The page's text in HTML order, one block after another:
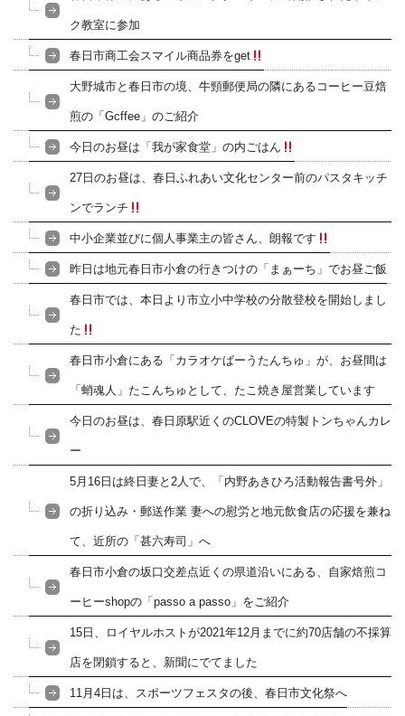
ク教室に参加
春日市商工会スマイル商品券をget
大野城市と春日市の境、牛頸郵便局の隣にあるコーヒー豆焙
煎の「Gcffee」のご紹介
今日のお昼は「我が家食堂」の内ごはん
27日のお昼は、春日ふれあい文化センター前のパスタキッチ
ンでランチ
中小企業並びに個人事業主の皆さん、朗報です
昨日は地元春日市小倉の行きつけの「まぁーち」でお昼ご飯
春日市では、本日より市立小中学校の分散登校を開始しまし
た
春日市小倉にある「カラオケばーうたんちゅ」が、お昼間は
「蛸魂人」たこんちゅとして、たこ焼き屋営業しています
今日のお昼は、春日原駅近くのCLOVEの特製トンちゃんカレ
ー
5月16日は終日妻と2人で、「内野あきひろ活動報告書号外」
の折り込み・郵送作業 妻への慰労と地元飲食店の応援を兼ね
て、近所の「甚六寿司」へ
春日市小倉の坂口交差点近くの県道沿いにある、自家焙煎コ
ーヒーshopの「passo a passo」をご紹介
15日、ロイヤルホストが2021年12月までに約70店舗の不採算
店を閉鎖すると、新聞にでてました
11月4日は、スポーツフェスタの後、春日市文化祭へ